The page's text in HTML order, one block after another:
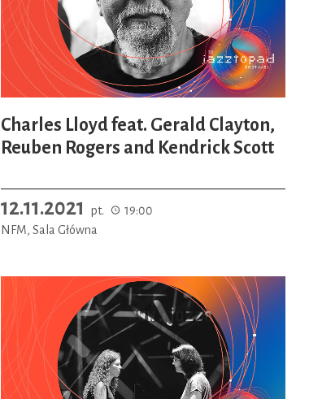
Charles Lloyd feat. Gerald Clayton,
Reuben Rogers and Kendrick Scott
12.11.2021 pt.
19:00
NFM, Sala Główna